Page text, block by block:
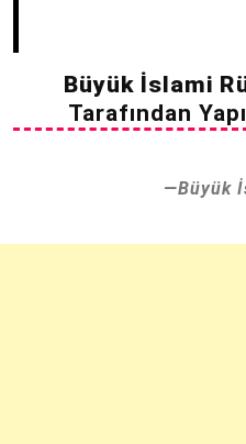
Büyük İslami
Tarafından
Büyük